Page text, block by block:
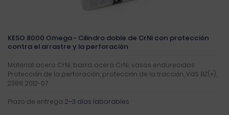
KESO 8000 Omega - Cilindro doble de CrNi con protección
contra el arrastre y la perforación
Material: acero CrNi, barra: acero CrNi, vasos endurecidos
Protección de la perforación, protección de la tracción, VdS BZ(+),
2386: 2012-07
Plazo de entrega:2–3 días laborables